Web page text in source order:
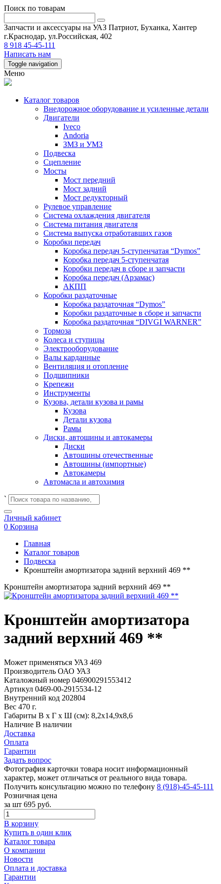
Поиск по товарам
Запчасти и аксессуары на УАЗ Патриот, Буханка, Хантер
г.Краснодар, ул.Российская, 402
8 918 45-45-111
Написать нам
Toggle navigation
Меню
Каталог товаров
Внедорожное оборудование и усиленные детали
Двигатели
Iveco
Andoria
ЗМЗ и УМЗ
Подвеска
Сцепление
Мосты
Мост передний
Мост задний
Мост редукторный
Рулевое управление
Система охлаждения двигателя
Система питания двигателя
Система выпуска отработавших газов
Коробки передач
Коробка передач 5-ступенчатая “Dymos”
Коробка передач 5-ступенчатая
Коробки передач в сборе и запчасти
Коробка передач (Арзамас)
АКПП
Коробки раздаточные
Коробка раздаточная “Dymos”
Коробки раздаточные в сборе и запчасти
Коробка раздаточная “DIVGI WARNER”
Тормоза
Колеса и ступицы
Электрооборудование
Валы карданные
Вентиляция и отопление
Подшипники
Крепежи
Инструменты
Кузова, детали кузова и рамы
Кузова
Детали кузова
Рамы
Диски, автошины и автокамеры
Диски
Автошины отечественные
Автошины (импортные)
Автокамеры
Автомасла и автохимия
`
Личный кабинет
0 Корзина
Главная
Каталог товаров
Подвеска
Кронштейн амортизатора задний верхний 469 **
Кронштейн амортизатора задний верхний 469 **
Кронштейн амортизатора
задний верхний 469 **
Может применяться УАЗ 469
Производитель ОАО УАЗ
Каталожный номер 046900291553412
Артикул 0469-00-2915534-12
Внутренний код 202804
Вес 470 г.
Габариты В х Г х Ш (см): 8,2х14,9х8,6
Наличие В наличии
Доставка
Оплата
Гарантии
Задать вопрос
Фотография карточки товара носит информационный
характер, может отличаться от реального вида товара.
Получить консультацию можно по телефону 8 (918)-45-45-111
Розничная цена
за шт 695 руб.
В корзину
Купить в один клик
Каталог товара
О компании
Новости
Оплата и доставка
Гарантии